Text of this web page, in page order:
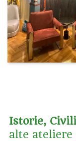
Istorie,
alte ateliere